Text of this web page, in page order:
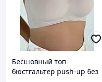
Бесшовный топ-
бюстгальтер push-up без